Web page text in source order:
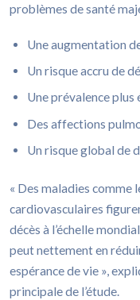
problèmes de santé
Une augmentation
Un risque accru de
Une prévalence plus
Des affections
Un risque global de
« Des maladies comme
cardiovasculaires
décès à l’échelle
peut nettement en
espérance de vie »,
principale de l’étude.